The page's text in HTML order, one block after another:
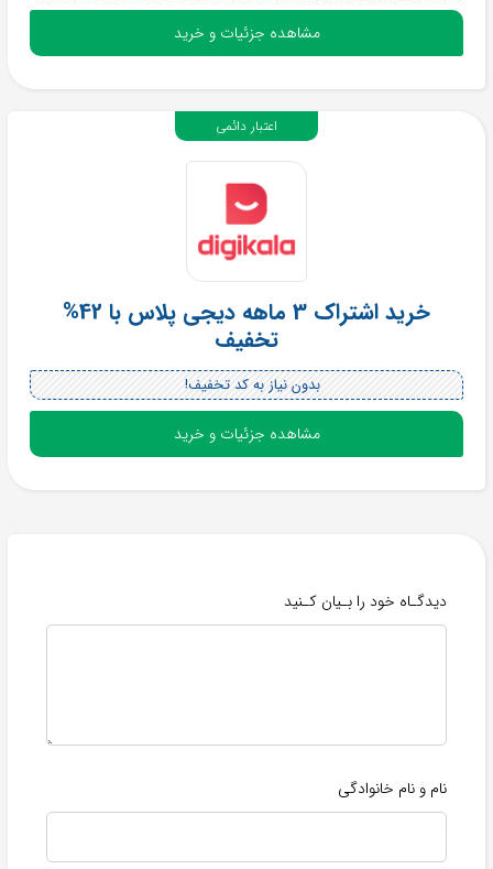
مشاهده جزئیات و خرید
خرید اشتراک 3 ماهه دیجی پلاس با 42%
تخفیف
بدون نیاز به کد تخفیف!
مشاهده جزئیات و خرید
اعتبار دائمی
دیدگـاه خود را بـیان کـنید
نام و نام خانوادگی